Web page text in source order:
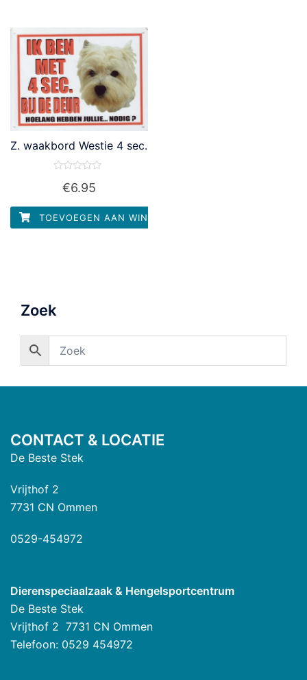
Z. waakbord Westie 4 sec.
5
€6.95
TOEVOEGEN AAN WINKELWAGEN
Zoek
CONTACT & LOCATIE
De Beste Stek
Vrijthof 2
7731 CN Ommen
0529-454972
Dierenspeciaalzaak & Hengelsportcentrum
De Beste Stek
Vrijthof 2 7731 CN Ommen
Telefoon: 0529 454972